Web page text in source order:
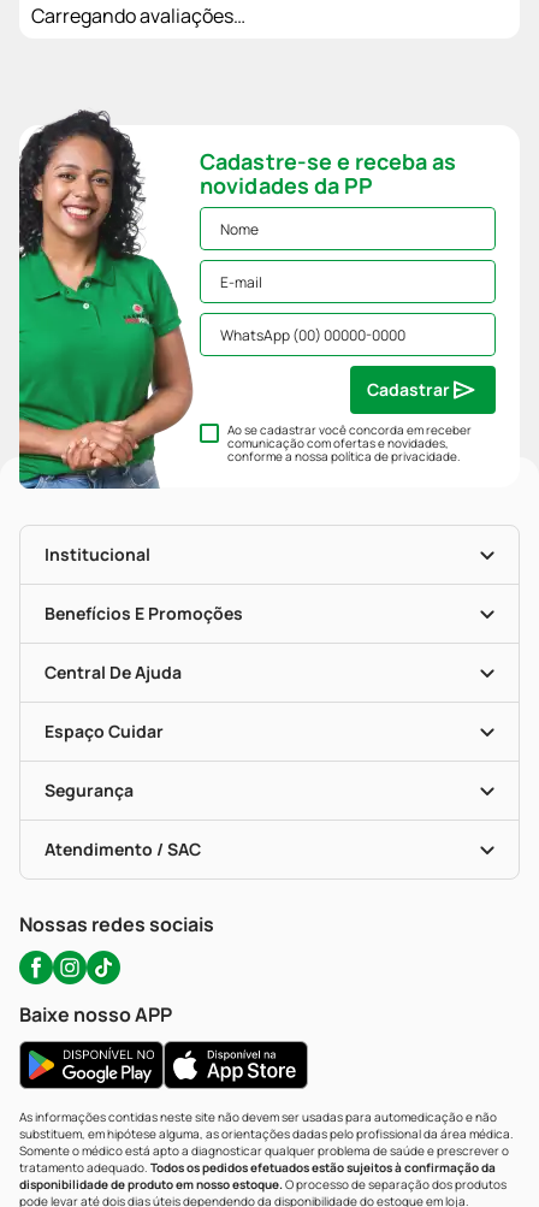
Carregando avaliações…
Cadastre-se e receba as
novidades da PP
Ao se cadastrar você concorda em receber
comunicação com ofertas e novidades,
conforme a nossapolítica de privacidade.
Cadastrar
Institucional
História
Nossas Lojas
Mapa De Categorias
Blog Da PP
Seja Uma Loja Parceira
Benefícios E Promoções
Clube PP
Convênios
Programa Popular Do Brasil
Encarte De Ofertas
Dermaclub
Descontos De Laboratório (PBM)
Cupons E Ofertas
Central De Ajuda
Entrega
Recompra Programada
Compras Com Receita
Alomed (tele-Entrega)
Formas De Pagamento
Troca E Devolução
Bulas De A A Z
Políticas De Marketplace
Espaço Cuidar
Vacinas
Serviços Farmacêuticos
Testes Rápidos
Autoteste Covid-19
Segurança
Certificado De Segurança
Portal Da Privacidade
Atendimento / SAC
WhatsApp (47) 9202-1687
Nossas redes sociais
Baixe nosso APP
As informações contidas neste site não devem ser usadas para automedicação e não
substituem, em hipótese alguma, as orientações dadas pelo profissional da área médica.
Somente o médico está apto a diagnosticar qualquer problema de saúde e prescrever o
tratamento adequado. Todos os pedidos efetuados estão sujeitos à confirmação da
disponibilidade de produto em nosso estoque.O processo de separação dos produtos
pode levar até dois dias úteis dependendo da disponibilidade do estoque em loja.